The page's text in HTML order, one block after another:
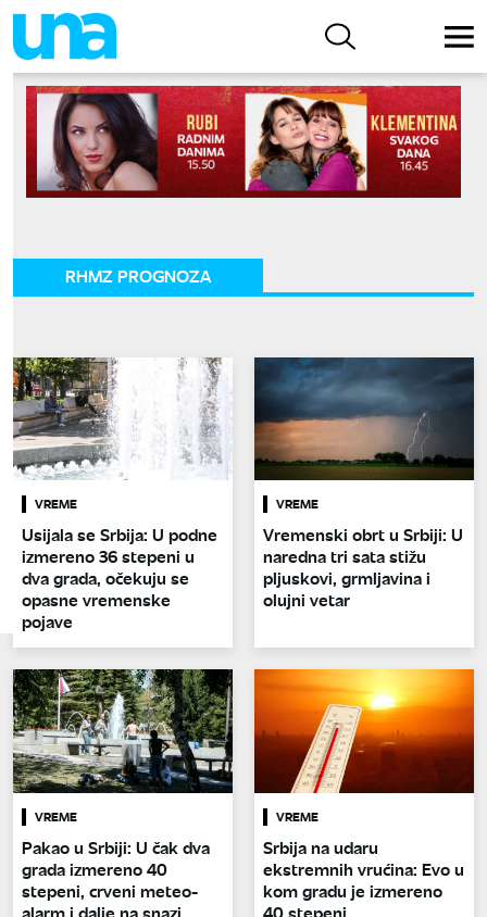
RHMZ PROGNOZA
VREME
Usijala se Srbija: U podne
izmereno 36 stepeni u
dva grada, očekuju se
opasne vremenske
pojave
VREME
Vremenski obrt u Srbiji: U
naredna tri sata stižu
pljuskovi, grmljavina i
olujni vetar
VREME
Pakao u Srbiji: U čak dva
grada izmereno 40
stepeni, crveni meteo-
alarm i dalje na snazi
VREME
Srbija na udaru
ekstremnih vrućina: Evo u
kom gradu je izmereno
40 stepeni